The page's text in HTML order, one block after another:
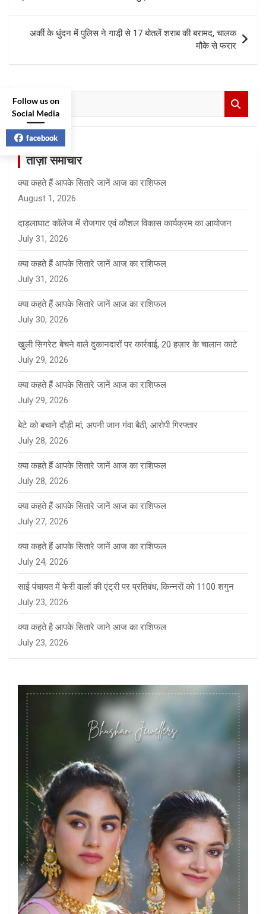
navigation
अर्की के धुंदन में पुलिस ने गाडी़ से 17 बोतलें शराब की बरामद, चालक
मौके से फरार
S
r
c
h ताज़ा समाचार
क्या कहते हैं आपके सितारे जानें आज का राशिफल
August 1, 2026
दाड़लाघाट कॉलेज में रोजगार एवं कौशल विकास कार्यक्रम का आयोजन
July 31, 2026
क्या कहते हैं आपके सितारे जानें आज का राशिफल
July 31, 2026
क्या कहते हैं आपके सितारे जानें आज का राशिफल
July 30, 2026
खुली सिगरेट बेचने वाले दुकानदारों पर कार्रवाई, 20 हज़ार के चालान काटे
July 29, 2026
क्या कहते हैं आपके सितारे जानें आज का राशिफल
July 29, 2026
बेटे को बचाने दौड़ी मां, अपनी जान गंवा बैठी, आरोपी गिरफ्तार
July 28, 2026
क्या कहते हैं आपके सितारे जानें आज का राशिफल
July 28, 2026
क्या कहते हैं आपके सितारे जानें आज का राशिफल
July 27, 2026
क्या कहते हैं आपके सितारे जानें आज का राशिफल
July 24, 2026
साई पंचायत में फेरी वालों की एंट्री पर प्रतिबंध, किन्नरों को 1100 शगुन
July 23, 2026
क्या कहते है आपके सितारे जाने आज का राशिफल
July 23, 2026
Follow us on
Social Media
facebook